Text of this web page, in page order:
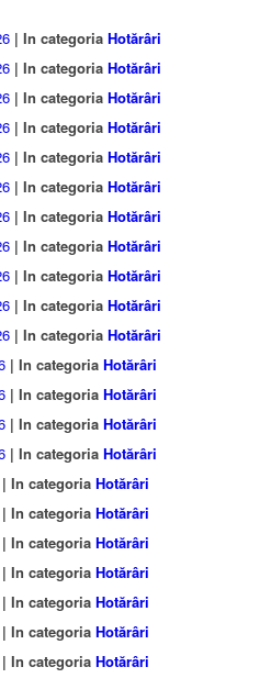
| In categoria Hotărâri
| In categoria Hotărâri
| In categoria Hotărâri
| In categoria Hotărâri
| In categoria Hotărâri
| In categoria Hotărâri
| In categoria Hotărâri
| In categoria Hotărâri
| In categoria Hotărâri
| In categoria Hotărâri
| In categoria Hotărâri
| In categoria Hotărâri
| In categoria Hotărâri
| In categoria Hotărâri
| In categoria Hotărâri
| In categoria Hotărâri
| In categoria Hotărâri
| In categoria Hotărâri
| In categoria Hotărâri
| In categoria Hotărâri
| In categoria Hotărâri
| In categoria Hotărâri